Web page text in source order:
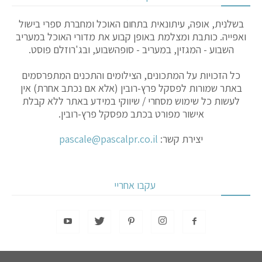
בשלנית, אופה, עיתונאית בתחום האוכל ומחברת ספרי בישול
ואפייה. כותבת ומצלמת באופן קבוע את מדורי האוכל במעריב
השבוע - המגזין, במעריב - סופהשבוע, ובג'רוזלם פוסט.
כל הזכויות על המתכונים, הצילומים והתכנים המתפרסמים
באתר שמורות לפסקל פרץ-רובין (אלא אם נכתב אחרת) אין
לעשות כל שימוש מסחרי / שיווקי במידע באתר ללא קבלת
אישור מפורט בכתב מפסקל פרץ-רובין.
יצירת קשר: pascale@pascalpr.co.il
עקבו אחריי